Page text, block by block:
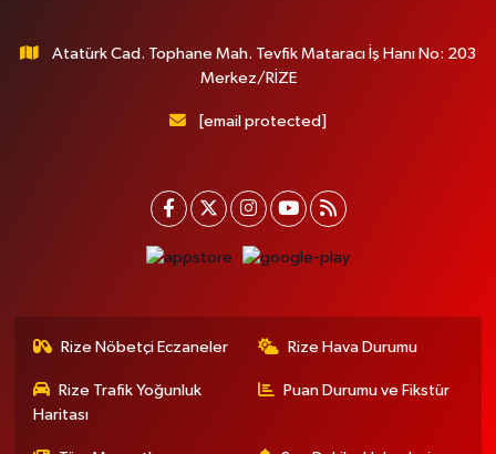
Atatürk Cad. Tophane Mah. Tevfik Mataracı İş Hanı No: 203
Merkez/RİZE
[email protected]
Rize Nöbetçi Eczaneler Rize Hava Durumu
Rize Trafik Yoğunluk
Haritası
Puan Durumu ve Fikstür